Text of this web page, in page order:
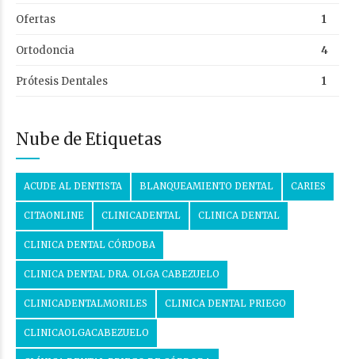
Ofertas 1
Ortodoncia 4
Prótesis Dentales 1
Nube de Etiquetas
ACUDE AL DENTISTA BLANQUEAMIENTO DENTAL CARIES
CITAONLINE CLINICADENTAL CLINICA DENTAL
CLINICA DENTAL CÓRDOBA
CLINICA DENTAL DRA. OLGA CABEZUELO
CLINICADENTALMORILES CLINICA DENTAL PRIEGO
CLINICAOLGACABEZUELO